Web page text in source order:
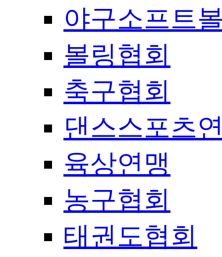
야구소프트
볼링협회
축구협회
댄스스포츠
육상연맹
농구협회
태권도협회